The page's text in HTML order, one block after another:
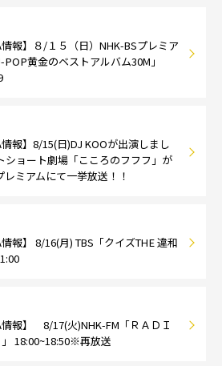
情報】８/１５（日）NHK-BSプレミア
POP黄金のベストアルバム30M」
情報】8/15(日)DJ KOOが出演しまし
ショート劇場「こころのフフフ」が
レミアムにて一挙放送！！
情報】 8/16(月) TBS「クイズTHE 違和
情報】 8/17(火)NHK-FM「ＲＡＤＩ
」 18:00~18:50※再放送